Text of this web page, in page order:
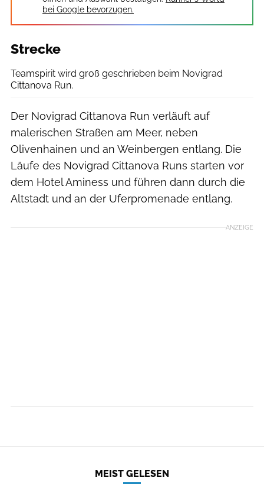
bei Google bevorzugen.
Strecke
Teamspirit wird groß geschrieben beim Novigrad
Cittanova Run.
Der Novigrad Cittanova Run verläuft auf
malerischen Straßen am Meer, neben
Olivenhainen und an Weinbergen entlang. Die
Läufe des Novigrad Cittanova Runs starten vor
dem Hotel Aminess und führen dann durch die
Altstadt und an der Uferpromenade entlang.
ANZEIGE
MEIST GELESEN